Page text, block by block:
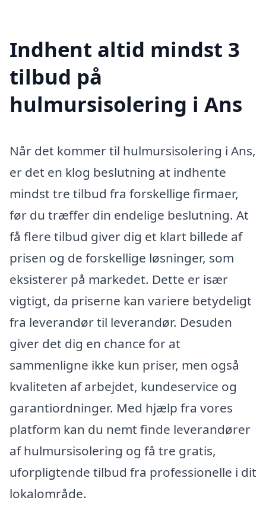
Indhent altid mindst 3
tilbud på
hulmursisolering i Ans
Når det kommer til hulmursisolering i Ans,
er det en klog beslutning at indhente
mindst tre tilbud fra forskellige firmaer,
før du træffer din endelige beslutning. At
få flere tilbud giver dig et klart billede af
prisen og de forskellige løsninger, som
eksisterer på markedet. Dette er især
vigtigt, da priserne kan variere betydeligt
fra leverandør til leverandør. Desuden
giver det dig en chance for at
sammenligne ikke kun priser, men også
kvaliteten af arbejdet, kundeservice og
garantiordninger. Med hjælp fra vores
platform kan du nemt finde leverandører
af hulmursisolering og få tre gratis,
uforpligtende tilbud fra professionelle i dit
lokalområde.